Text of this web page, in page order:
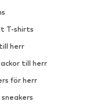
T-shirts
herr
till herr
för herr
sneakers